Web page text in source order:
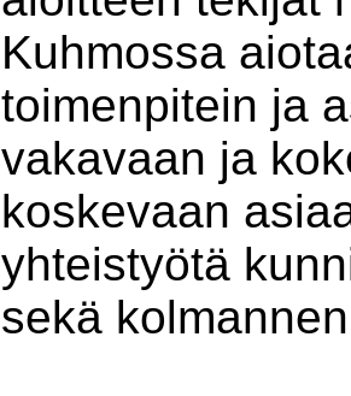
Kuhmossa
toimenpitein ja
vakavaan ja
koskevaan
yhteistyötä
sekä